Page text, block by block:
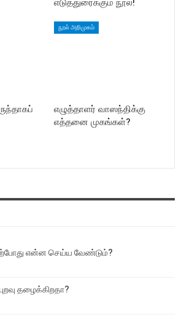
எடுத்துரைக்கும் நூல்!
நூல் அறிமுகம்
எழுத்தாளர் வாஸந்திக்கு
எத்தனை முகங்கள்?
என்ன செய்ய வேண்டும்?
தழைக்கிறதா?